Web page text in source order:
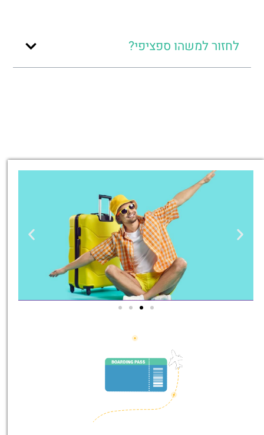
לחזור למשהו ספציפי?
טיסה זולה?